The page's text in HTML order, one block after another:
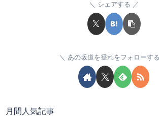
シェアする
あの坂道を登れをフォローする
月間人気記事